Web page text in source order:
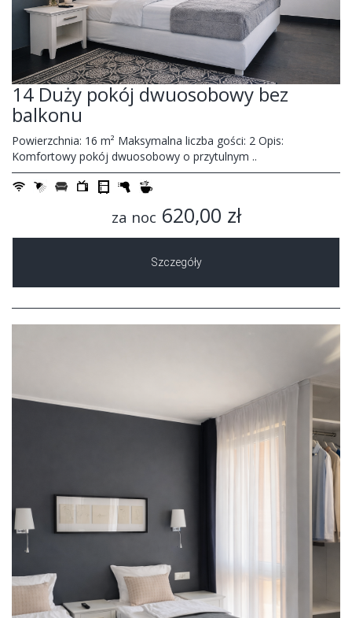
14 Duży pokój dwuosobowy bez
balkonu
Powierzchnia: 16 m² Maksymalna liczba gości: 2 Opis:
Komfortowy pokój dwuosobowy o przytulnym ..
za noc 620,00 zł
Szczegóły